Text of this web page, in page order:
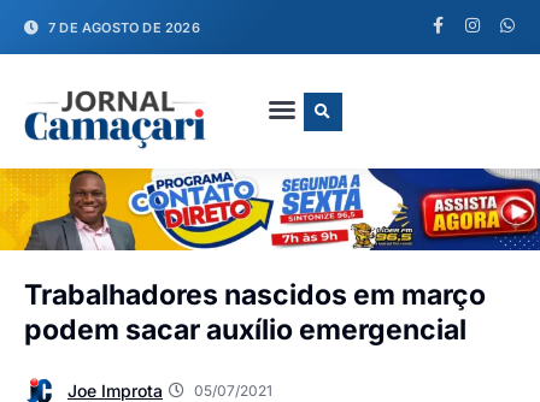
7 DE AGOSTO DE 2026
Trabalhadores nascidos em março
podem sacar auxílio emergencial
Joe Improta 05/07/2021